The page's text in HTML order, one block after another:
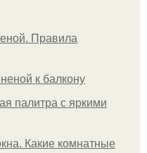
Правила
к балкону
палитра с яркими
Какие комнатные